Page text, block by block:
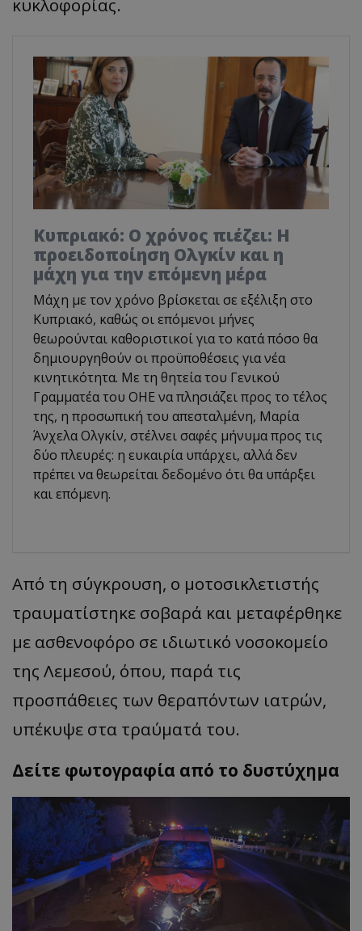
κυκλοφορίας.
Κυπριακό: Ο χρόνος πιέζει: Η
προειδοποίηση Ολγκίν και η
μάχη για την επόμενη μέρα
Μάχη με τον χρόνο βρίσκεται σε εξέλιξη στο
Κυπριακό, καθώς οι επόμενοι μήνες
θεωρούνται καθοριστικοί για το κατά πόσο θα
δημιουργηθούν οι προϋποθέσεις για νέα
κινητικότητα. Με τη θητεία του Γενικού
Γραμματέα του ΟΗΕ να πλησιάζει προς το τέλος
της, η προσωπική του απεσταλμένη, Μαρία
Άνχελα Ολγκίν, στέλνει σαφές μήνυμα προς τις
δύο πλευρές: η ευκαιρία υπάρχει, αλλά δεν
πρέπει να θεωρείται δεδομένο ότι θα υπάρξει
και επόμενη.
Από τη σύγκρουση, ο μοτοσικλετιστής
τραυματίστηκε σοβαρά και μεταφέρθηκε
με ασθενοφόρο σε ιδιωτικό νοσοκομείο
της Λεμεσού, όπου, παρά τις
προσπάθειες των θεραπόντων ιατρών,
υπέκυψε στα τραύματά του.
Δείτε φωτογραφία από το δυστύχημα